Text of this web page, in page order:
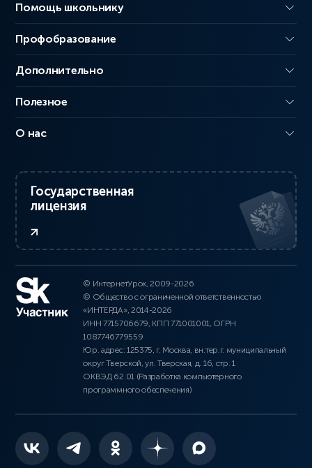
Помощь школьнику
Профобразование
Дополнительно
Полезное
О нас
Государственная
лицензия
© ИнтернетУрок, 2009-2026
© Общество с ограниченной ответственностью
«ИНТЕРДА», 2014-2026
ИНН 7715706679, КПП 771001001, ОГРН
1087746779559
Юр. адрес: 125375, г. Москва, вн.тер.г. муниципальный
округ Тверской, ул. Тверская, д. 16, стр. 1
ОКВЭД 62.01 (Разработка компьютерного
программного обеспечения)